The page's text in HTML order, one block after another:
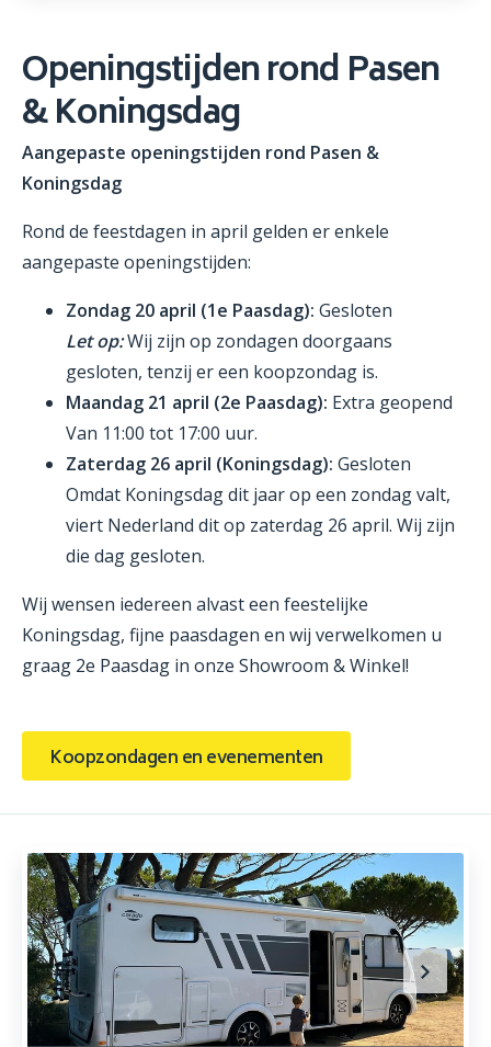
Openingstijden rond Pasen
& Koningsdag
Aangepaste openingstijden rond Pasen &
Koningsdag
Rond de feestdagen in april gelden er enkele
aangepaste openingstijden:
Zondag 20 april (1e Paasdag): Gesloten
Let op:Wij zijn op zondagen doorgaans
gesloten, tenzij er een koopzondag is.
Maandag 21 april (2e Paasdag): Extra geopend
Van 11:00 tot 17:00 uur.
Zaterdag 26 april (Koningsdag): Gesloten
Omdat Koningsdag dit jaar op een zondag valt,
viert Nederland dit op zaterdag 26 april. Wij zijn
die dag gesloten.
Wij wensen iedereen alvast een feestelijke
Koningsdag, fijne paasdagen en wij verwelkomen u
graag 2e Paasdag in onze Showroom & Winkel!
Koopzondagen en evenementen